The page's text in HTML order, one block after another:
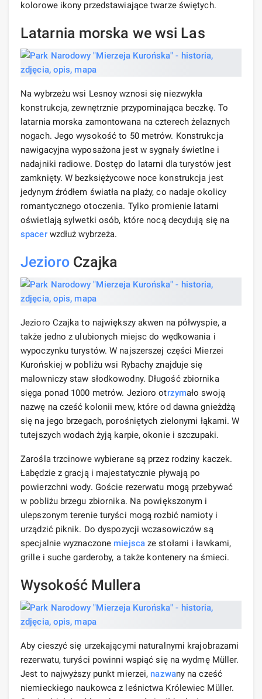
kolorowe ikony przedstawiające twarze świętych.
Latarnia morska we wsi Las
Na wybrzeżu wsi Lesnoy wznosi się niezwykła
konstrukcja, zewnętrznie przypominająca beczkę. To
latarnia morska zamontowana na czterech żelaznych
nogach. Jego wysokość to 50 metrów. Konstrukcja
nawigacyjna wyposażona jest w sygnały świetlne i
nadajniki radiowe. Dostęp do latarni dla turystów jest
zamknięty. W bezksiężycowe noce konstrukcja jest
jedynym źródłem światła na plaży, co nadaje okolicy
romantycznego otoczenia. Tylko promienie latarni
oświetlają sylwetki osób, które nocą decydują się na
spacerwzdłuż wybrzeża.
JezioroCzajka
Jezioro Czajka to największy akwen na półwyspie, a
także jedno z ulubionych miejsc do wędkowania i
wypoczynku turystów. W najszerszej części Mierzei
Kurońskiej w pobliżu wsi Rybachy znajduje się
malowniczy staw słodkowodny. Długość zbiornika
sięga ponad 1000 metrów. Jezioro otrzymało swoją
nazwę na cześć kolonii mew, które od dawna gnieżdżą
się na jego brzegach, porośniętych zielonymi łąkami. W
tutejszych wodach żyją karpie, okonie i szczupaki.
Zarośla trzcinowe wybierane są przez rodziny kaczek.
Łabędzie z gracją i majestatycznie pływają po
powierzchni wody. Goście rezerwatu mogą przebywać
w pobliżu brzegu zbiornika. Na powiększonym i
ulepszonym terenie turyści mogą rozbić namioty i
urządzić piknik. Do dyspozycji wczasowiczów są
specjalnie wyznaczone miejscaze stołami i ławkami,
grille i suche garderoby, a także kontenery na śmieci.
Wysokość Mullera
Aby cieszyć się urzekającymi naturalnymi krajobrazami
rezerwatu, turyści powinni wspiąć się na wydmę Müller.
Jest to najwyższy punkt mierzei, nazwany na cześć
niemieckiego naukowca z leśnictwa Królewiec Müller.